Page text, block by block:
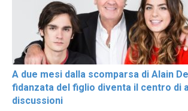
A due mesi dalla scomparsa di Alain
fidanzata del figlio diventa il centro di
discussioni